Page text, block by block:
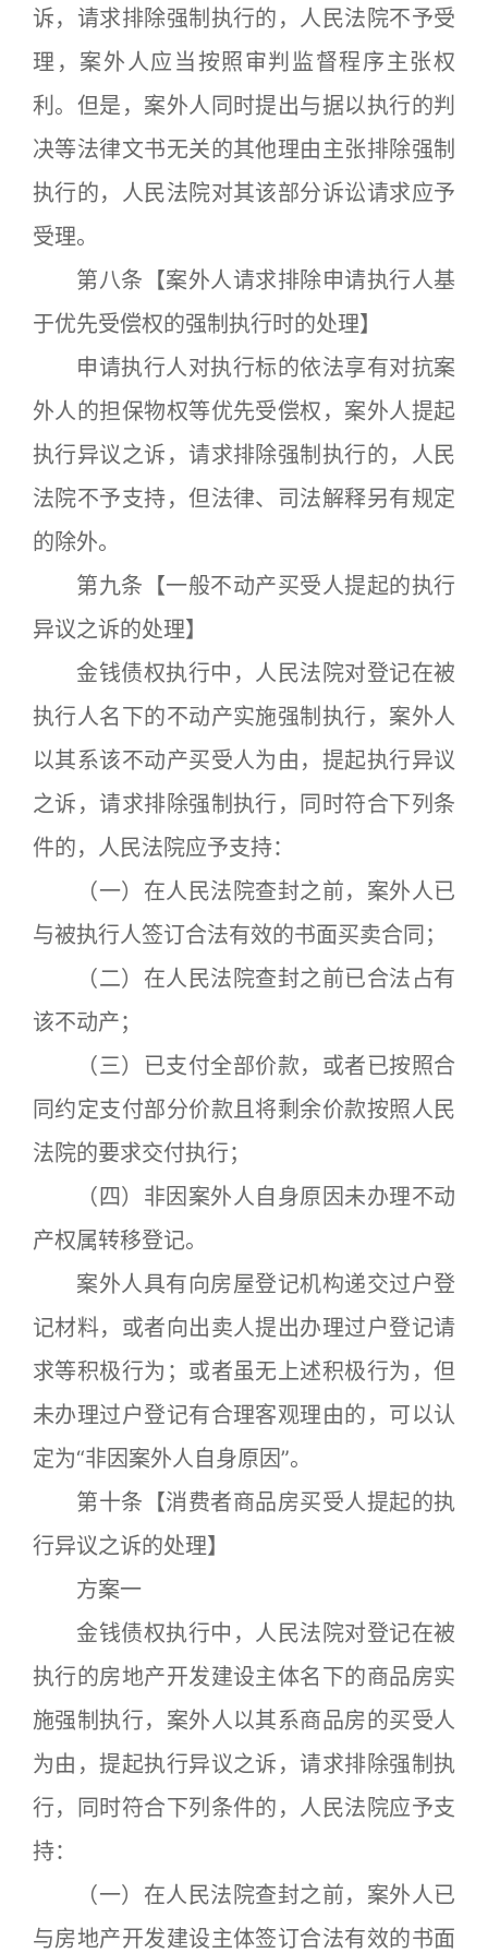
诉，请求排除强制执行的，人民法院不予受
理，案外人应当按照审判监督程序主张权
利。但是，案外人同时提出与据以执行的判
决等法律文书无关的其他理由主张排除强制
执行的，人民法院对其该部分诉讼请求应予
受理。
第八条【案外人请求排除申请执行人基
于优先受偿权的强制执行时的处理】
申请执行人对执行标的依法享有对抗案
外人的担保物权等优先受偿权，案外人提起
执行异议之诉，请求排除强制执行的，人民
法院不予支持，但法律、司法解释另有规定
的除外。
第九条【一般不动产买受人提起的执行
异议之诉的处理】
金钱债权执行中，人民法院对登记在被
执行人名下的不动产实施强制执行，案外人
以其系该不动产买受人为由，提起执行异议
之诉，请求排除强制执行，同时符合下列条
件的，人民法院应予支持：
（一）在人民法院查封之前，案外人已
与被执行人签订合法有效的书面买卖合同；
（二）在人民法院查封之前已合法占有
该不动产；
（三）已支付全部价款，或者已按照合
同约定支付部分价款且将剩余价款按照人民
法院的要求交付执行；
（四）非因案外人自身原因未办理不动
产权属转移登记。
案外人具有向房屋登记机构递交过户登
记材料，或者向出卖人提出办理过户登记请
求等积极行为；或者虽无上述积极行为，但
未办理过户登记有合理客观理由的，可以认
定为“非因案外人自身原因”。
第十条【消费者商品房买受人提起的执
行异议之诉的处理】
方案一
金钱债权执行中，人民法院对登记在被
执行的房地产开发建设主体名下的商品房实
施强制执行，案外人以其系商品房的买受人
为由，提起执行异议之诉，请求排除强制执
行，同时符合下列条件的，人民法院应予支
持：
（一）在人民法院查封之前，案外人已
与房地产开发建设主体签订合法有效的书面